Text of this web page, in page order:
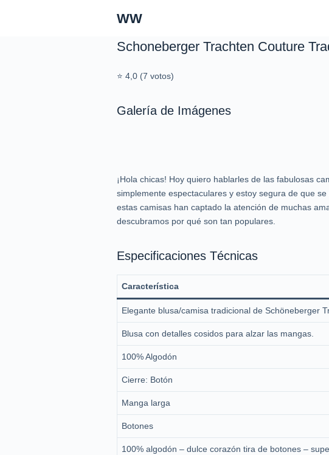
WW
Schoneberger Trachten Couture
⭐ 4,0 (7 votos)
Galería de Imágenes
¡Hola chicas! Hoy quiero hablarles de las fabulosas
simplemente espectaculares y estoy segura de que
estas camisas han captado la atención de muchas
descubramos por qué son tan populares.
Especificaciones Técnicas
Característica
Elegante blusa/camisa tradicional de Schöneberger
Blusa con detalles cosidos para alzar las mangas.
100% Algodón
Cierre: Botón
Manga larga
Botones
100% algodón – dulce corazón tira de botones –